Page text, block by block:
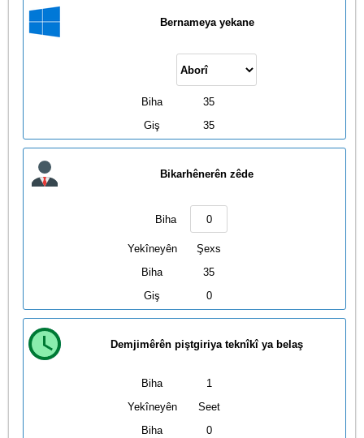
Bernameya yekane
Biha
35
Giş
35
Bikarhênerên zêde
Biha
Yekîneyên
Şexs
Biha
35
Giş
0
Demjimêrên piştgiriya teknîkî ya belaş
Biha
1
Yekîneyên
Seet
Biha
0